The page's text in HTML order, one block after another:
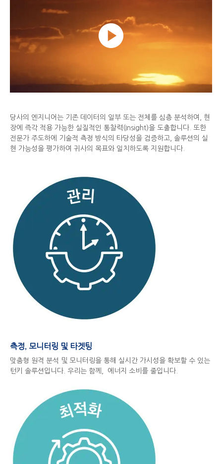
당사의 엔지니어는 기존 데이터의 일부 또는 전체를 심층 분석하여, 현
장에 즉각 적용 가능한 실질적인 통찰력(Insight)을 도출합니다. 또한
전문가 주도하에 기술적 측정 방식의 타당성을 검증하고, 솔루션의 실
현 가능성을 평가하여 귀사의 목표와 일치하도록 지원합니다.
측정, 모니터링 및 타겟팅
맞춤형 원격 분석 및 모니터링을 통해 실시간 가시성을 확보할 수 있는
턴키 솔루션입니다. 우리는 함께, 에너지 소비를 줄입니다.